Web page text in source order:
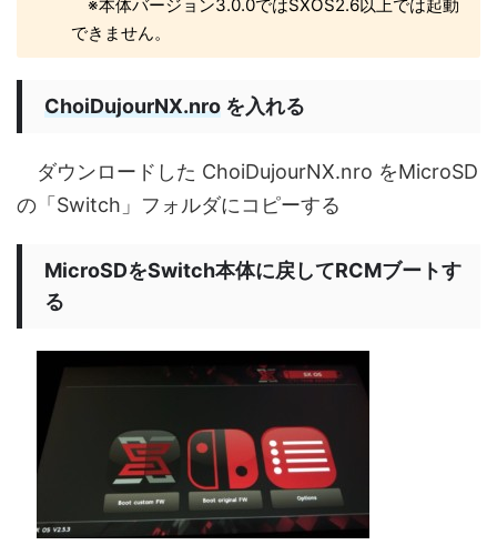
※本体バージョン3.0.0ではSXOS2.6以上では起動
できません。
ChoiDujourNX.nro を入れる
ダウンロードした ChoiDujourNX.nro をMicroSD
の「Switch」フォルダにコピーする
MicroSDをSwitch本体に戻してRCMブートす
る